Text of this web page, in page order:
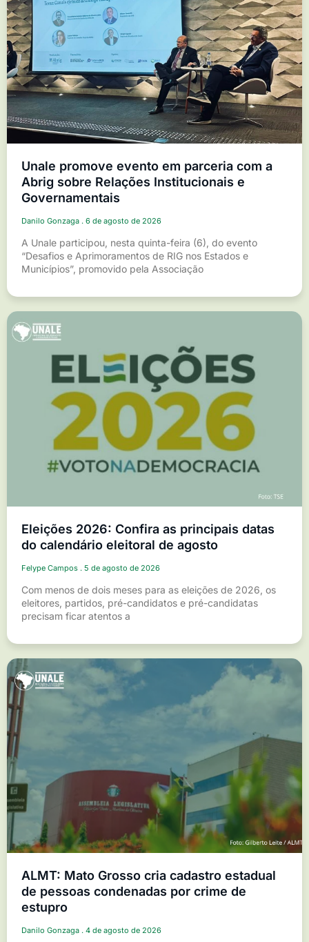
Unale promove evento em parceria com a
Abrig sobre Relações Institucionais e
Governamentais
Danilo Gonzaga 6 de agosto de 2026
A Unale participou, nesta quinta-feira (6), do evento
“Desafios e Aprimoramentos de RIG nos Estados e
Municípios”, promovido pela Associação
Eleições 2026: Confira as principais datas
do calendário eleitoral de agosto
Felype Campos 5 de agosto de 2026
Com menos de dois meses para as eleições de 2026, os
eleitores, partidos, pré-candidatos e pré-candidatas
precisam ficar atentos a
ALMT: Mato Grosso cria cadastro estadual
de pessoas condenadas por crime de
estupro
Danilo Gonzaga 4 de agosto de 2026